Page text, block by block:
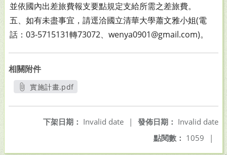
並依國內出差旅費報支要點規定支給所需之差旅費。
五、如有未盡事宜，請逕洽國立清華大學蕭文雅小姐(電
話： 03-5715131轉73072、wenya0901@gmail.com)。
相關附件
實施計畫.pdf
發佈日期： Invalid date
下架日期： Invalid date
|
點閱數： 1059 |